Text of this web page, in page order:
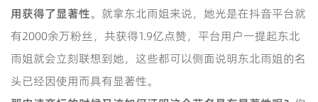
用获得了显著性。就拿东北雨姐来说，她光是在抖音平台就
有2000余万粉丝，共获得1.9亿点赞，平台用户一提起东北
雨姐就会立刻联想到她，这些都可以侧面说明东北雨姐的名
头已经因使用而具有显著性。